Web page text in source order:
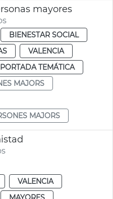
mayores
BIENESTAR SOCIAL
VALENCIA
TEMÁTICA
MAJORS
MAJORS
VALENCIA